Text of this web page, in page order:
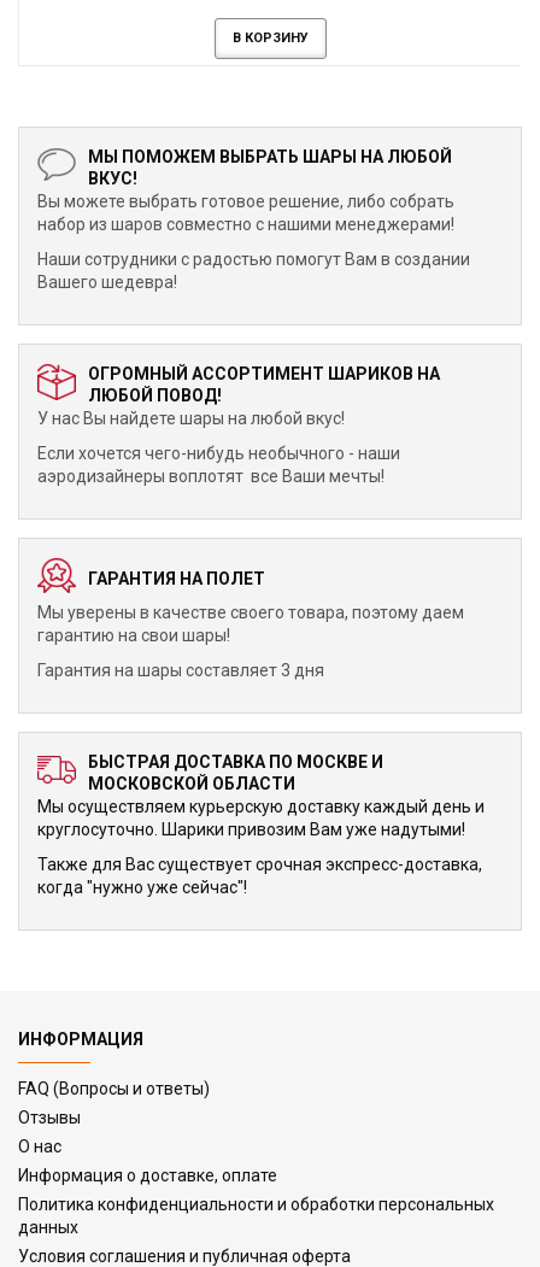
В КОРЗИНУ
МЫ ПОМОЖЕМ ВЫБРАТЬ ШАРЫ НА ЛЮБОЙ
ВКУС!
Вы можете выбрать готовое решение, либо собрать
набор из шаров совместно с нашими менеджерами!
Наши сотрудники с радостью помогут Вам в создании
Вашего шедевра!
ОГРОМНЫЙ АССОРТИМЕНТ ШАРИКОВ НА
ЛЮБОЙ ПОВОД!
У нас Вы найдете шары на любой вкус!
Если хочется чего-нибудь необычного - наши
аэродизайнеры воплотят все Ваши мечты!
ГАРАНТИЯ НА ПОЛЕТ
Мы уверены в качестве своего товара, поэтому даем
гарантию на свои шары!
Гарантия на шары составляет 3 дня
БЫСТРАЯ ДОСТАВКА ПО МОСКВЕ И
МОСКОВСКОЙ ОБЛАСТИ
Мы осуществляем курьерскую доставку каждый день и
круглосуточно. Шарики привозим Вам уже надутыми!
Также для Вас существует срочная экспресс-доставка,
когда "нужно уже сейчас"!
ИНФОРМАЦИЯ
FAQ (Вопросы и ответы)
Отзывы
О нас
Информация о доставке, оплате
Политика конфиденциальности и обработки персональных
данных
Условия соглашения и публичная оферта